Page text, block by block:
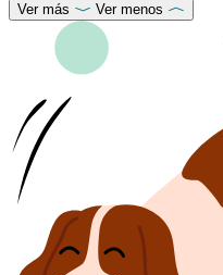
Ver más Ver menos